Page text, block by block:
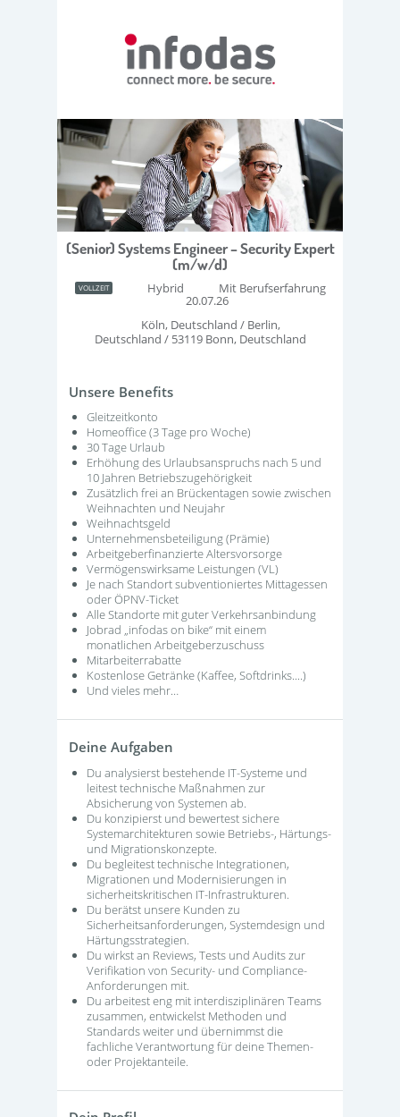
(Senior) Systems Engineer – Security Expert
(m/w/d)
VOLLZEIT Hybrid Mit Berufserfahrung
20.07.26
Köln, Deutschland / Berlin,
Deutschland / 53119 Bonn, Deutschland
Unsere Benefits
Gleitzeitkonto
Homeoffice (3 Tage pro Woche)
30 Tage Urlaub
Erhöhung des Urlaubsanspruchs nach 5 und
10 Jahren Betriebszugehörigkeit
Zusätzlich frei an Brückentagen sowie zwischen
Weihnachten und Neujahr
Weihnachtsgeld
Unternehmensbeteiligung (Prämie)
Arbeitgeberfinanzierte Altersvorsorge
Vermögenswirksame Leistungen (VL)
Je nach Standort subventioniertes Mittagessen
oder ÖPNV-Ticket
Alle Standorte mit guter Verkehrsanbindung
Jobrad „infodas on bike“ mit einem
monatlichen Arbeitgeberzuschuss
Mitarbeiterrabatte
Kostenlose Getränke (Kaffee, Softdrinks....)
Und vieles mehr…
Deine Aufgaben
Du analysierst bestehende IT-Systeme und
leitest technische Maßnahmen zur
Absicherung von Systemen ab.
Du konzipierst und bewertest sichere
Systemarchitekturen sowie Betriebs-, Härtungs-
und Migrationskonzepte.
Du begleitest technische Integrationen,
Migrationen und Modernisierungen in
sicherheitskritischen IT-Infrastrukturen.
Du berätst unsere Kunden zu
Sicherheitsanforderungen, Systemdesign und
Härtungsstrategien.
Du wirkst an Reviews, Tests und Audits zur
Verifikation von Security- und Compliance-
Anforderungen mit.
Du arbeitest eng mit interdisziplinären Teams
zusammen, entwickelst Methoden und
Standards weiter und übernimmst die
fachliche Verantwortung für deine Themen-
oder Projektanteile.